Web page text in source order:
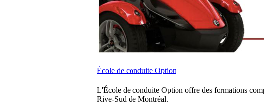
École de conduite Option
L'École de conduite Option offre des formations
Rive-Sud de Montréal.